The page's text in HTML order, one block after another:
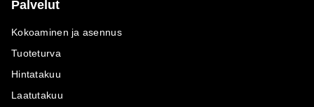
Palvelut
Kokoaminen ja asennus
Tuoteturva
Hintatakuu
Laatutakuu